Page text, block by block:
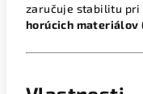
zaručuje stabilitu pri
horúcich materiálov